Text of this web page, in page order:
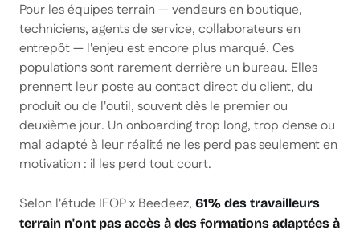
Pour les équipes terrain — vendeurs en boutique,
techniciens, agents de service, collaborateurs en
entrepôt — l'enjeu est encore plus marqué. Ces
populations sont rarement derrière un bureau. Elles
prennent leur poste au contact direct du client, du
produit ou de l'outil, souvent dès le premier ou
deuxième jour. Un onboarding trop long, trop dense ou
mal adapté à leur réalité ne les perd pas seulement en
motivation : il les perd tout court.
Selon l'étude IFOP x Beedeez, 61% des travailleurs
terrain n'ont pas accès à des formations adaptées à